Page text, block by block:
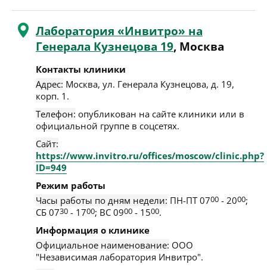
Лаборатория «Инвитро» на
Генерала Кузнецова 19, Москва
Контакты клиники
Адрес: Москва, ул. Генерала Кузнецова, д. 19,
корп. 1 .
Телефон: опубликован на сайте клиники или в
официальной группе в соцсетях.
Сайт:
https://www.invitro.ru/offices/moscow/clinic.php?
ID=949
Режим работы
Часы работы по дням недели: ПН-ПТ 0700 - 2000;
СБ 0730 - 1700; ВС 0900 - 1500.
Информация о клинике
Официальное наименование: ООО
"Независимая лаборатория Инвитро".